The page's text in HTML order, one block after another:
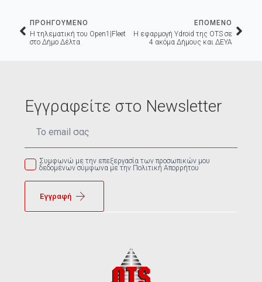
ΠΡΟΗΓΟΥΜΕΝΟ
Η τηλεματική του Open1|Fleet
στο Δήμο Δέλτα
ΕΠΟΜΕΝΟ
Η εφαρμογή Ydroid της OTS σε
4 ακόμα Δήμους και ΔΕΥΑ
Εγγραφείτε στο Newsletter
Συμφωνώ με την επεξεργασία των προσωπικών μου
δεδομένων σύμφωνα με την Πολιτική Απορρήτου
Εγγραφή